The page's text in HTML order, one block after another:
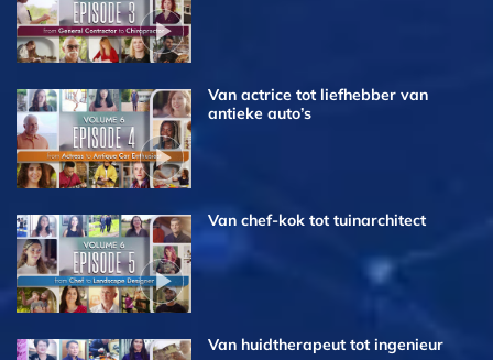
Van actrice tot liefhebber van
antieke auto’s
Van chef-kok tot tuinarchitect
Van huidtherapeut tot ingenieur